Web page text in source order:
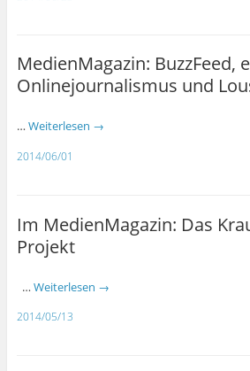
MedienMagazin: BuzzFeed,
Onlinejournalismus und
… Weiterlesen →
2014/06/01
Im MedienMagazin: Das
Projekt
… Weiterlesen →
2014/05/13